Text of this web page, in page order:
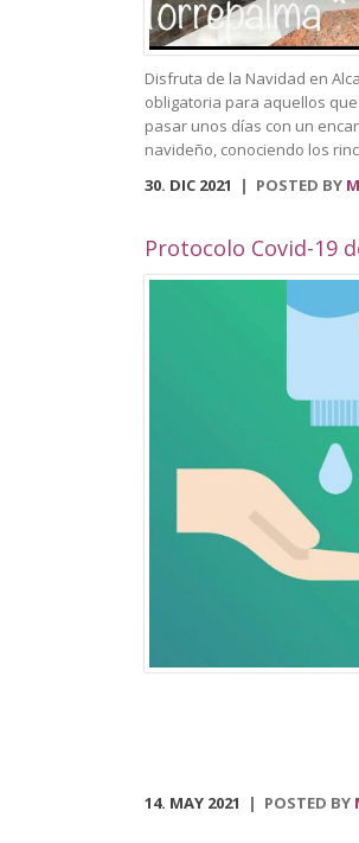
Disfruta de la Navidad en
obligatoria para aquellos
pasar unos días con un
navideño, conociendo los
ofrece nuestra localidad.
oferta todo tipo de
los Álamos y la Plaza del
hielo artificial y un tiovivo,
alumbrado navideño digno
nuestra localidad junto a
buñuelos y algodón dulce.
Consolación albergará un
reforzará la bonita
perderte por nuestras calles
con numerosas fachadas
por la celebración de un
escaparates. Volverá el Rey
diciembre al 4 de enero, y el
municipal, que podrá ser
polivalente La Tejuela.
30. DIC 2021 POSTED BY
14. MAY 2021 POSTED BY